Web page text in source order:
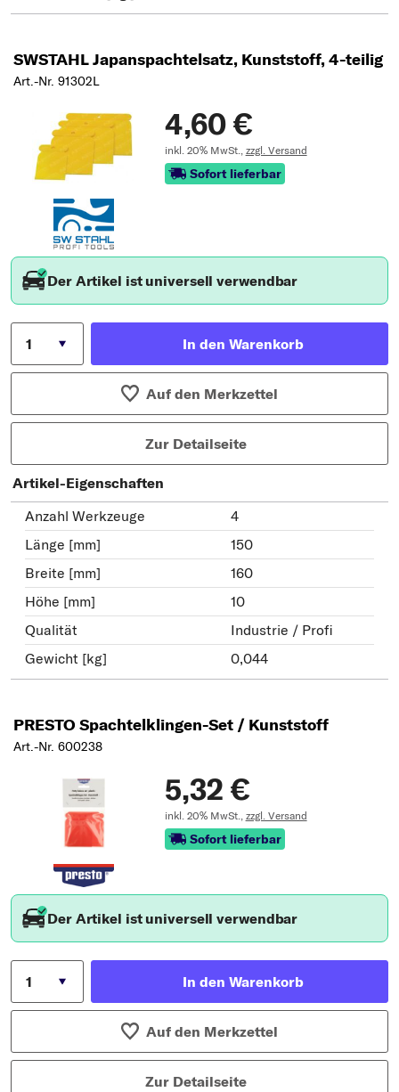
SWSTAHL Japanspachtelsatz, Kunststoff, 4-teilig
Art.-Nr. 91302L
4,60 €
inkl. 20% MwSt., zzgl. Versand
Sofort lieferbar
Der Artikel ist universell verwendbar
In den Warenkorb
Auf den Merkzettel
Zur Detailseite
Artikel-Eigenschaften
Anzahl Werkzeuge
4
Länge [mm]
150
Breite [mm]
160
Höhe [mm]
10
Qualität
Industrie / Profi
Gewicht [kg]
0,044
PRESTO Spachtelklingen-Set / Kunststoff
Art.-Nr. 600238
5,32 €
inkl. 20% MwSt., zzgl. Versand
Sofort lieferbar
Der Artikel ist universell verwendbar
In den Warenkorb
Auf den Merkzettel
Zur Detailseite